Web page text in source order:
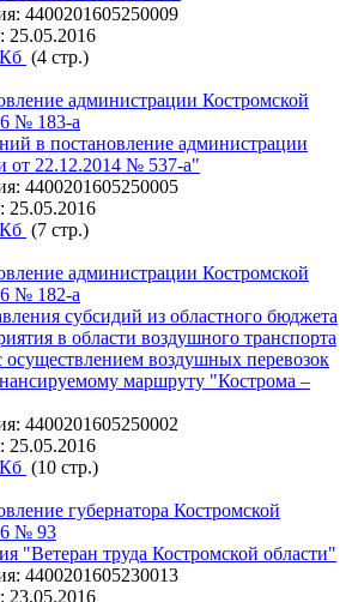
4400201605250009
25.05.2016
(4 стр.)
администрации Костромской
№ 183-а
в постановление администрации
от 22.12.2014 № 537-а"
4400201605250005
25.05.2016
(7 стр.)
администрации Костромской
№ 182-а
субсидий из областного бюджета
в области воздушного транспорта
осуществлением воздушных перевозок
маршруту "Кострома –
4400201605250002
25.05.2016
(10 стр.)
губернатора Костромской
№ 93
"Ветеран труда Костромской области"
4400201605230013
23.05.2016